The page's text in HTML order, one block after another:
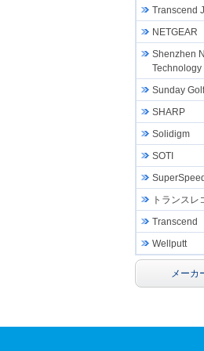
Transcend
NETGEAR
Shenzhen
Technology
Sunday Golf
SHARP
Solidigm
SOTI
トランスレ
Transcend
Wellputt
メーカ